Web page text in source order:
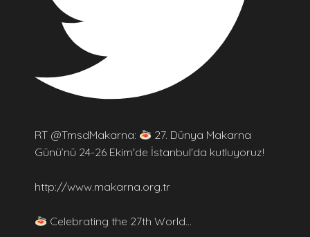
RT @TmsdMakarna:
27. Dünya Makarna
Günü’nü 24-26 Ekim'de İstanbul'da kutluyoruz!
http://www.makarna.org.tr
Celebrating the 27th World…